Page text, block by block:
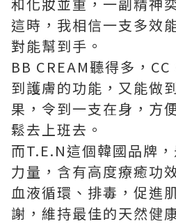
這時，我相信一支多效
對能幫到手。
BB CREAM聽得多，
到護膚的功能，又能做
果，令到一支在身，方
鬆去上班去。
而T.E.N這個韓國品牌
力量，含有高度療癒功
血液循環、排毒，促進
謝，維持最佳的天然健